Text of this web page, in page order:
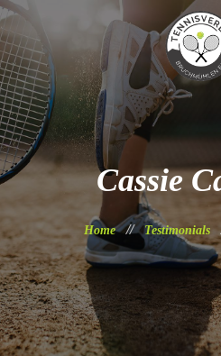
Cassie
Home Testimonials